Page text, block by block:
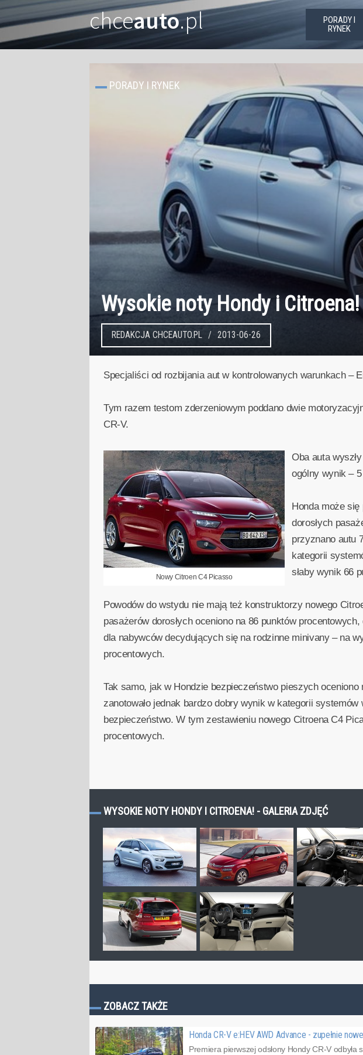
chceauto.pl
PORADY I
RYNEK
Wysokie noty Hondy i Citroena!
PORADY I RYNEK
REDAKCJA CHCEAUTO.PL 2013-06-26
Specjaliści od rozbijania aut w kontrolowanych warunkach –
Tym razem testom zderzeniowym poddano dwie
CR-V.
Nowy Citroen C4 Picasso
Oba auta
ogólny wynik –
Honda może
dorosłych
przyznano autu
kategorii
słaby wynik 66
Powodów do wstydu nie mają też konstruktorzy nowego
pasażerów dorosłych oceniono na 86 punktów
dla nabywców decydujących się na rodzinne minivany – na
procentowych.
Tak samo, jak w Hondzie bezpieczeństwo pieszych oceniono
zanotowało jednak bardzo dobry wynik w kategorii systemów
bezpieczeństwo. W tym zestawieniu nowego Citroena C4
procentowych.
WYSOKIE NOTY HONDY I CITROENA! - GALERIA ZDJĘĆ
ZOBACZ TAKŻE
Honda CR-V e:HEV AWD Advance - zupełnie
Premiera pierwszej odsłony Hondy CR-V